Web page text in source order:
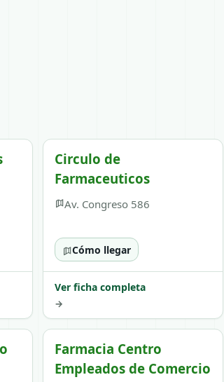
Circulo de
Farmaceuticos
Av. Congreso 586
Cómo llegar
Ver ficha completa
→
Farmacia Centro
Empleados de Comercio